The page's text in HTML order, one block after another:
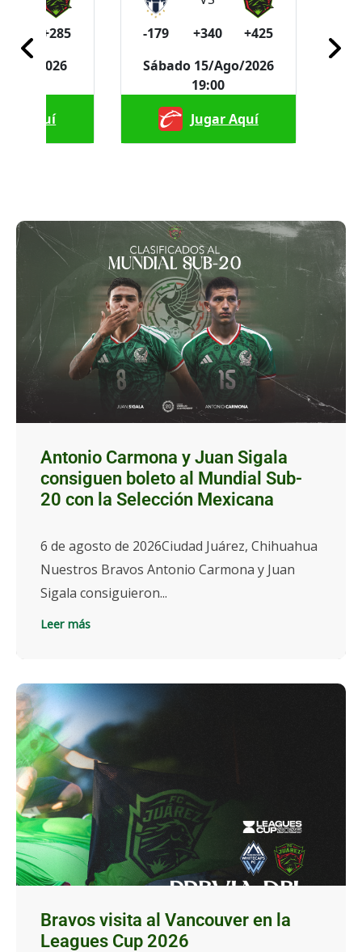
Antonio Carmona y Juan Sigala
consiguen boleto al Mundial Sub-
20 con la Selección Mexicana
6 de agosto de 2026Ciudad Juárez, Chihuahua
Nuestros Bravos Antonio Carmona y Juan
Sigala consiguieron...
Leer más
Bravos visita al Vancouver en la
Leagues Cup 2026